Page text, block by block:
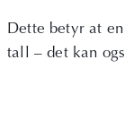
Dette betyr at
tall – det kan